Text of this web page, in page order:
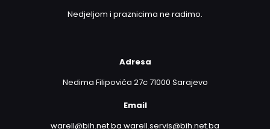
Nedjeljom i praznicima ne radimo.
Adresa
Nedima Filipovića 27c 71000 Sarajevo
Email
warell@bih.net.ba warell.servis@bih.net.ba